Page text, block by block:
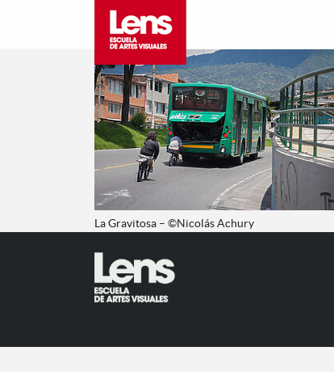
La Gravitosa – ©Nicolás Achury